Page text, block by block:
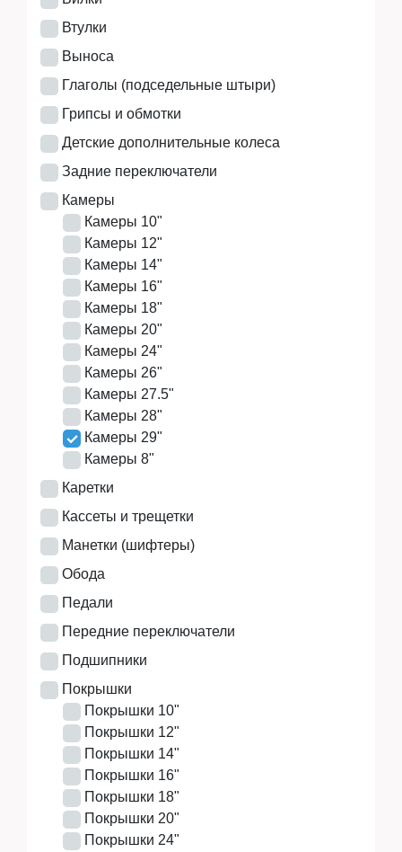
Запчасти
Мототехника
Мототехника
Втулки
Выноса
Глаголы (подседельные штыри)
Грипсы и обмотки
Детские дополнительные колеса
Задние переключатели
Камеры
Камеры 10"
Камеры 12"
Камеры 14"
Камеры 16"
Камеры 18"
Камеры 20"
Камеры 24"
Камеры 26"
Камеры 27.5"
Камеры 28"
Камеры 29"
Камеры 8"
Каретки
Кассеты и трещетки
Манетки (шифтеры)
Обода
Педали
Передние переключатели
Подшипники
Покрышки
Покрышки 10"
Покрышки 12"
Покрышки 14"
Покрышки 16"
Покрышки 18"
Покрышки 20"
Покрышки 24"